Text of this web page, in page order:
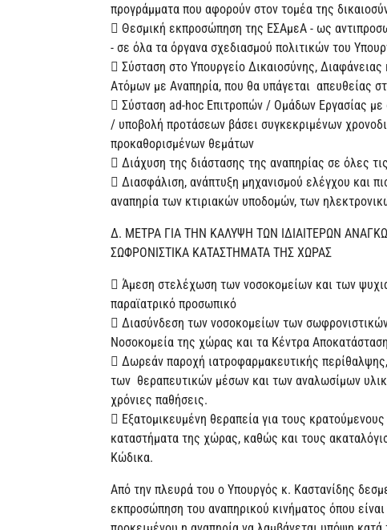
προγράμματα που αφορούν στον τομέα της
 Θεσμική εκπροσώπηση της ΕΣΑμεΑ - ως
- σε όλα τα όργανα σχεδιασμού πολιτικών του
 Σύσταση στο Υπουργείο Δικαιοσύνης,
Ατόμων με Αναπηρία, που θα υπάγεται απευθείας
 Σύσταση ad-hoc Επιτροπών / Ομάδων Εργασίας
/ υποβολή προτάσεων βάσει συγκεκριμένων
προκαθορισμένων θεμάτων
 Διάχυση της διάστασης της αναπηρίας σε όλες
 Διασφάλιση, ανάπτυξη μηχανισμού ελέγχου και
αναπηρία των κτιριακών υποδομών, των
Δ. ΜΕΤΡΑ ΓΙΑ ΤΗΝ ΚΑΛΥΨΗ ΤΩΝ ΙΔΙΑΙΤΕΡΩΝ
ΣΩΦΡΟΝΙΣΤΙΚΑ ΚΑΤΑΣΤΗΜΑΤΑ ΤΗΣ ΧΩΡΑΣ
 Άμεση στελέχωση των νοσοκομείων και των
παραϊατρικό προσωπικό
 Διασύνδεση των νοσοκομείων των
Νοσοκομεία της χώρας και τα Κέντρα
 Δωρεάν παροχή ιατροφαρμακευτικής
των θεραπευτικών μέσων και των αναλωσίμων
χρόνιες παθήσεις.
 Εξατομικευμένη θεραπεία για τους
καταστήματα της χώρας, καθώς και τους
Κώδικα.
Από την πλευρά του ο Υπουργός κ. Καστανίδης
εκπροσώπηση του αναπηρικού κινήματος όπου